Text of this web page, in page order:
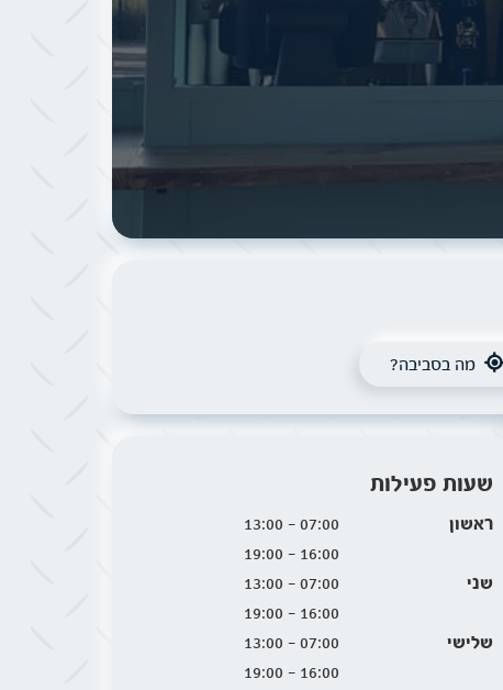
מה בסביבה?
שעות פעילות
ראשון
07:00 - 13:00
16:00 - 19:00
שני
07:00 - 13:00
16:00 - 19:00
שלישי
07:00 - 13:00
16:00 - 19:00